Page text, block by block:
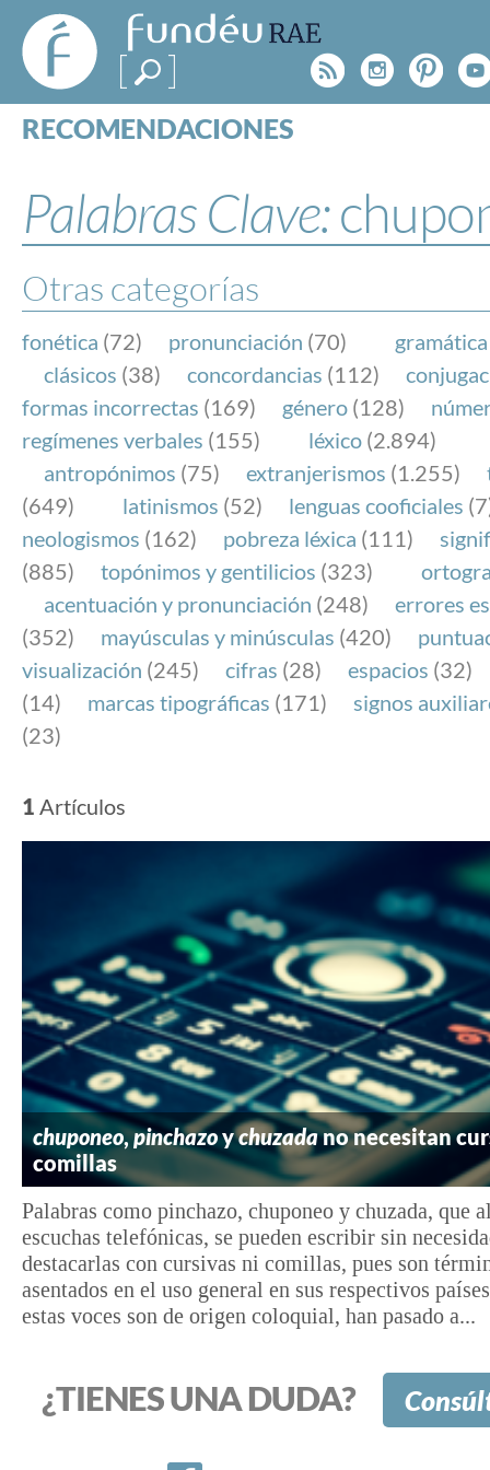
FundéuRAE
- Fundación
del Español
Urgente
Rss
RECOMENDACIONES
ESPECIALES
BLOG
NOTICIAS
SOBRE LA FUNDÉURAE
FundéuRAE es una fundación patrocinada por la
y la Real Academia Española, cuyo objetivo es
el buen uso del español en los medios de
Internet.
Palabras Clave:
Otras categorías
fonética (72) pronunciación (70) gramática
clásicos (38) concordancias (112)
formas incorrectas (169) género (128)
regímenes verbales (155) léxico (2.894)
antropónimos (75) extranjerismos (1.255)
(649)
latinismos (52) lenguas cooficiales
neologismos (162) pobreza léxica (111)
(885)
topónimos y gentilicios (323)
acentuación y pronunciación (248)
errores
(352)
mayúsculas y minúsculas (420)
visualización (245) cifras (28) espacios (32)
(14)
marcas tipográficas (171)
signos
(23)
1 Artículos
chuponeo,pinchazoychuzadano necesitan
comillas
Palabras como pinchazo, chuponeo y chuzada, que
escuchas telefónicas, se pueden escribir sin
destacarlas con cursivas ni comillas, pues son
asentados en el uso general en sus respectivos
estas voces son de origen coloquial, han pasado a...
¿TIENES UNA DUDA?